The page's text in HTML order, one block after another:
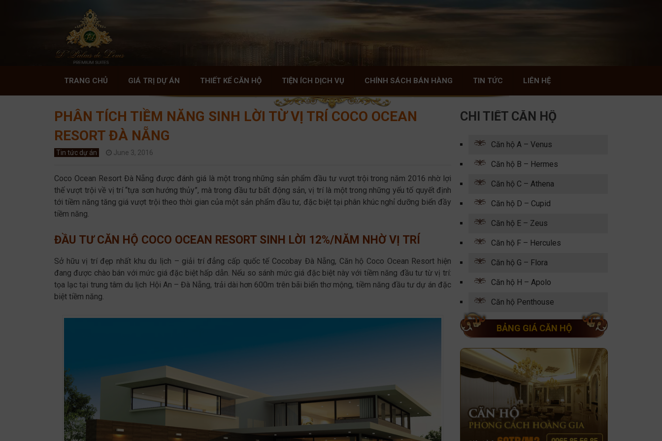
TRANG CHỦ GIÁ TRỊ DỰ ÁN THIẾT KẾ CĂN HỘ TIỆN ÍCH DỊCH VỤ CHÍNH SÁCH BÁN HÀNG TIN TỨC LIÊN HỆ
PHÂN TÍCH TIỀM NĂNG SINH LỜI TỪ VỊ TRÍ COCO OCEAN
RESORT ĐÀ NẴNG
Tin tức dự án June 3, 2016
Coco Ocean Resort Đà Nẵng được đánh giá là một trong những sản phẩm đầu tư vượt trội trong năm 2016 nhờ lợi
thế vượt trội về vị trí “tựa sơn hướng thủy”, mà trong đầu tư bất động sản, vị trí là một trong những yếu tố quyết định
tới tiềm năng tăng giá vượt trội theo thời gian của một sản phẩm đầu tư, đặc biệt tại phân khúc nghỉ dưỡng biển đầy
tiềm năng.
ĐẦU TƯ CĂN HỘ COCO OCEAN RESORT SINH LỜI 12%/NĂM NHỜ VỊ TRÍ
Sở hữu vị trí đẹp nhất khu du lịch – giải trí đẳng cấp quốc tế Cocobay Đà Nẵng, Căn hộ Coco Ocean Resort hiện
đang được chào bán với mức giá đặc biệt hấp dẫn. Nếu so sánh mức giá đặc biệt này với tiềm năng đầu tư từ vị trí:
tọa lạc tại trung tâm du lịch Hội An – Đà Nẵng, trải dài hơn 600m trên bãi biển thơ mộng, tiềm năng đầu tư dự án đặc
biệt tiềm năng.
CHI TIẾT CĂN HỘ
Căn hộ A – Venus
Căn hộ B – Hermes
Căn hộ C – Athena
Căn hộ D – Cupid
Căn hộ E – Zeus
Căn hộ F – Hercules
Căn hộ G – Flora
Căn hộ H – Apolo
Căn hộ Penthouse
BẢNG GIÁ CĂN HỘ